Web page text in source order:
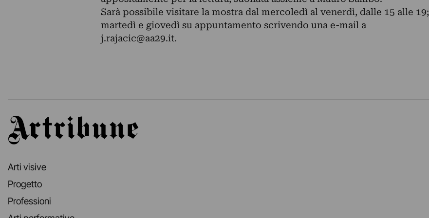
Sarà possibile visitare la mostra dal mercoledì al venerdì, dalle 15 alle 19;
martedì e giovedì su appuntamento scrivendo una e-mail a
j.rajacic@aa29.it.
Artribune
Arti visive
Progetto
Professioni